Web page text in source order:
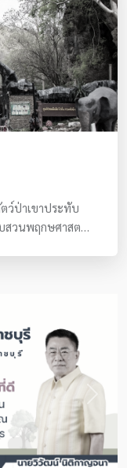
ว์ป่าเขาประทับ
สวนพฤกษศาสตร์
Next